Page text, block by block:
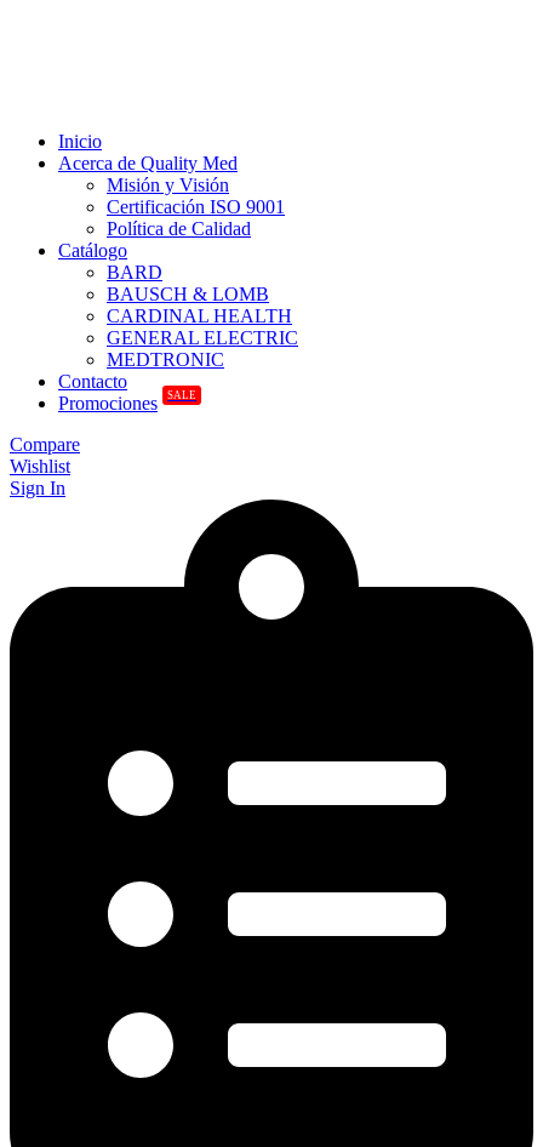
Inicio
Acerca de Quality Med
Misión y Visión
Certificación ISO 9001
Política de Calidad
Catálogo
BARD
BAUSCH & LOMB
CARDINAL HEALTH
GENERAL ELECTRIC
MEDTRONIC
Contacto
Promociones
SALE
Compare
Wishlist
Sign In